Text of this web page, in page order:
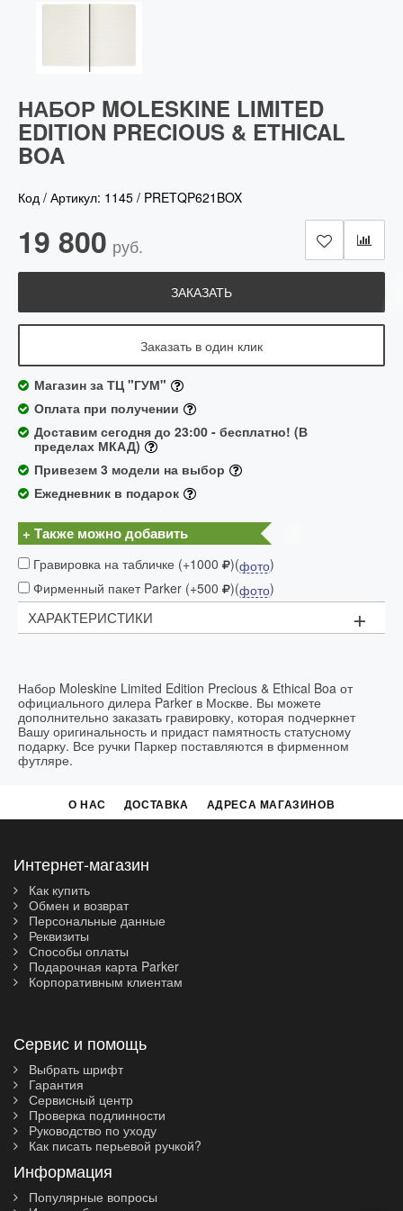
НАБОР MOLESKINE LIMITED
EDITION PRECIOUS & ETHICAL
BOA
Код / Артикул: 1145 / PRETQP621BOX
19 800 руб.
ЗАКАЗАТЬ
Заказать в один клик
Магазин за ТЦ "ГУМ"
Оплата при получении
Доставим сегодня до 23:00 - бесплатно! (В
пределах МКАД)
Привезем 3 модели на выбор
Ежедневник в подарок
+ Также можно добавить
Гравировка на табличке (+1000 )(фото)
Фирменный пакет Parker (+500
)(фото)
ХАРАКТЕРИСТИКИ +
перьевая+ папка-конверт экокожа (питон) черный
Набор Moleskine Limited Edition Precious & Ethical Boa от
официального дилера Parker в Москве. Вы можете
дополнительно заказать гравировку, которая подчеркнет
Вашу оригинальность и придаст памятность статусному
подарку. Все ручки Паркер поставляются в фирменном
футляре.
О НАС ДОСТАВКА АДРЕСА МАГАЗИНОВ
Интернет-магазин
Как купить
Обмен и возврат
Персональные данные
Реквизиты
Способы оплаты
Подарочная карта Parker
Корпоративным клиентам
Сервис и помощь
Выбрать шрифт
Гарантия
Сервисный центр
Проверка подлинности
Руководство по уходу
Как писать перьевой ручкой?
Информация
Популярные вопросы